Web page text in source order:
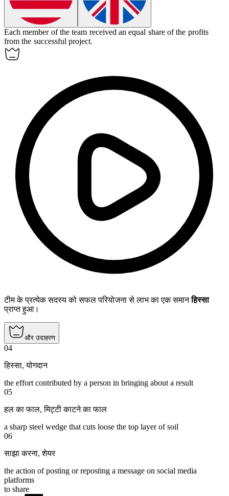
Each member of the team received an equal share of the profits
from the successful project.
टीम के प्रत्येक सदस्य को सफल परियोजना से लाभ का एक समानहिस्सा
प्राप्त हुआ।
और उदाहरण
04
हिस्सा,योगदान
the effort contributed by a person in bringing about a result
05
हल का फाल,मिट्टी काटने का फाल
a sharp steel wedge that cuts loose the top layer of soil
06
साझा करना,शेयर
the action of posting or reposting a message on social media
platforms
to share